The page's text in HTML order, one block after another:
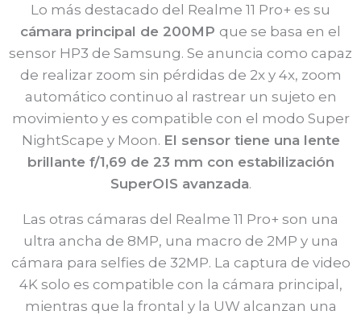
Lo más destacado del Realme 11 Pro+ es su
cámara principal de 200MP que se basa en el
sensor HP3 de Samsung. Se anuncia como capaz
de realizar zoom sin pérdidas de 2x y 4x, zoom
automático continuo al rastrear un sujeto en
movimiento y es compatible con el modo Super
NightScape y Moon. El sensor tiene una lente
brillante f/1,69 de 23 mm con estabilización
SuperOIS avanzada.
Las otras cámaras del Realme 11 Pro+ son una
ultra ancha de 8MP, una macro de 2MP y una
cámara para selfies de 32MP. La captura de video
4K solo es compatible con la cámara principal,
mientras que la frontal y la UW alcanzan una